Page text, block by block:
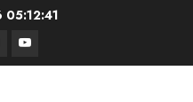
05:12:41
Youtube